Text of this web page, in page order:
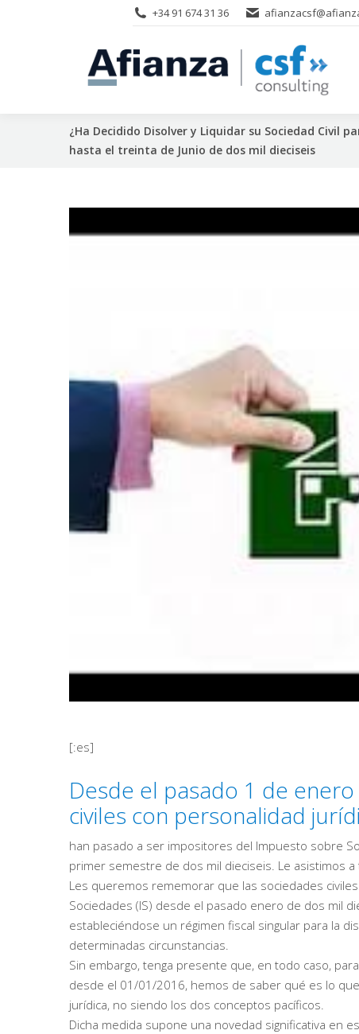
+34 91 674 31 36
¿Ha Decidido Disolver y Liquidar su Sociedad Civil
hasta el treinta de Junio de dos mil dieciseis
[:es]
Desde el pasado 1 de
civiles con personalidad
han pasado a ser impositores del Impuesto sobre
primer semestre de dos mil dieciseis. Le asistimos
Les queremos rememorar que las sociedades
Sociedades (IS) desde el pasado enero de dos mil
estableciéndose un régimen fiscal singular para la
determinadas circunstancias.
Sin embargo, tenga presente que, en todo caso,
desde el 01/01/2016, hemos de saber qué es lo
jurídica, no siendo los dos conceptos pacíficos.
Dicha medida supone una novedad significativa en